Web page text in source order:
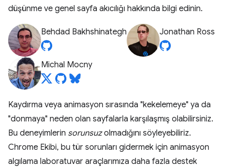
düşünme ve genel sayfa akıcılığı hakkında bilgi edinin.
Behdad Bakhshinategh Jonathan Ross
Michal Mocny
Kaydırma veya animasyon sırasında "kekelemeye" ya da
"donmaya" neden olan sayfalarla karşılaşmış olabilirsiniz.
Bu deneyimlerin sorunsuzolmadığını söyleyebiliriz.
Chrome Ekibi, bu tür sorunları gidermek için animasyon
algılama laboratuvar araçlarımıza daha fazla destek